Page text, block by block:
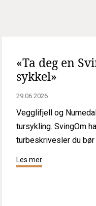
«Ta deg en
sykkel»
29.06.2026
Vegglifjell og
tursykling. SvingOm
turbeskrivesler du bør
Les mer